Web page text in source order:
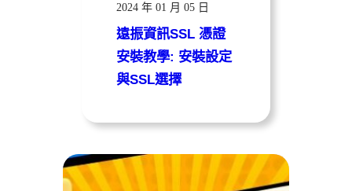
2024 年 01 月 05 日
遠振資訊SSL 憑證
安裝教學: 安裝設定
與SSL選擇